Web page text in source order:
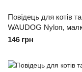
Повідець для котів
WAUDOG Nylon,
Дов 122 см
146 грн